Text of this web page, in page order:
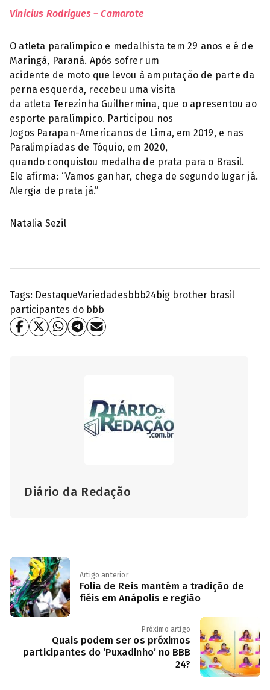
Vinicius Rodrigues – Camarote
O atleta paralímpico e medalhista tem 29 anos e é de
Maringá, Paraná. Após sofrer um
acidente de moto que levou à amputação de parte da
perna esquerda, recebeu uma visita
da atleta Terezinha Guilhermina, que o apresentou ao
esporte paralímpico. Participou nos
Jogos Parapan-Americanos de Lima, em 2019, e nas
Paralimpíadas de Tóquio, em 2020,
quando conquistou medalha de prata para o Brasil.
Ele afirma: “Vamos ganhar, chega de segundo lugar já.
Alergia de prata já.”
Natalia Sezil
Tags: DestaqueVariedadesbbb24big brother brasil
participantes do bbb
Diário da Redação
Artigo anterior
Folia de Reis mantém a tradição de
fiéis em Anápolis e região
Próximo artigo
Quais podem ser os próximos
participantes do ‘Puxadinho’ no BBB
24?